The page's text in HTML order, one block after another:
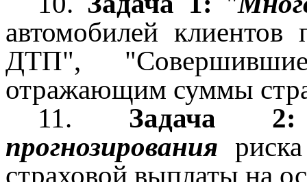
автомобилей
ДТП",
отражающим суммы
11. Задача 2:
прогнозирования
страховой выплаты на